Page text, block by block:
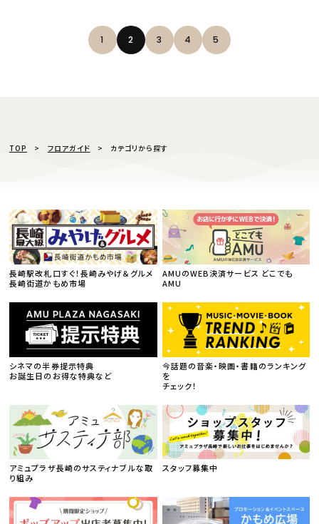
1 2 3 4 5
TOP フロアガイド カテゴリから探す
長崎駅改札口すぐ！長崎みやげ＆グルメ
長崎街道かもめ市場
AMUのWEB決済サービス どこでも
AMU
シネマの半券提示特典
お誕生日のお得な特典など
今話題の音楽・映画・書籍のランキング
を
チェック！
アミュプラザ長崎のサスティナブルな取
り組み
スタッフ募集中